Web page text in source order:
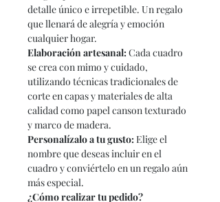
detalle único e irrepetible. Un regalo
que llenará de alegría y emoción
cualquier hogar.
Elaboración artesanal:Cada cuadro
se crea con mimo y cuidado,
utilizando técnicas tradicionales de
corte en capas y materiales de alta
calidad como papel canson texturado
y marco de madera.
Personalízalo a tu gusto:Elige el
nombre que deseas incluir en el
cuadro y conviértelo en un regalo aún
más especial.
¿Cómo realizar tu pedido?